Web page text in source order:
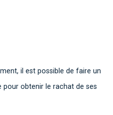
il est possible de faire un
pour obtenir le rachat de ses